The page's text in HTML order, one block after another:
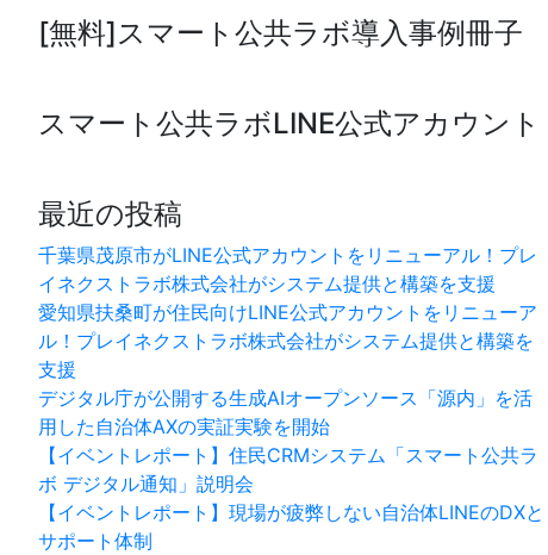
[無料]スマート公共ラボ導入事例冊子
スマート公共ラボLINE公式アカウント
最近の投稿
千葉県茂原市がLINE公式アカウントをリニューアル！プレ
イネクストラボ株式会社がシステム提供と構築を支援
愛知県扶桑町が住民向けLINE公式アカウントをリニューア
ル！プレイネクストラボ株式会社がシステム提供と構築を
支援
デジタル庁が公開する生成AIオープンソース「源内」を活
用した自治体AXの実証実験を開始
【イベントレポート】住民CRMシステム「スマート公共ラ
ボ デジタル通知」説明会
【イベントレポート】現場が疲弊しない自治体LINEのDXと
サポート体制